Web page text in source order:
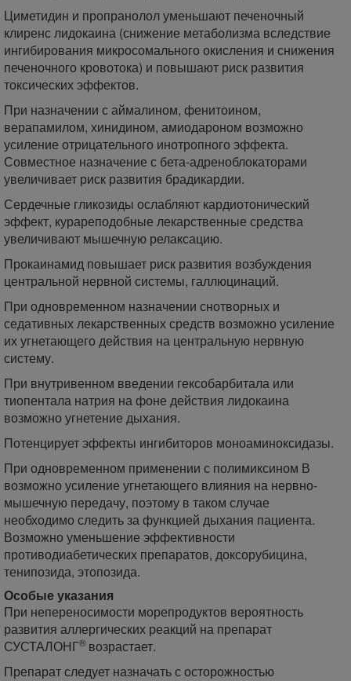
Циметидин и пропранолол уменьшают печеночный
клиренс лидокаина (снижение метаболизма вследствие
ингибирования микросомального окисления и снижения
печеночного кровотока) и повышают риск развития
токсических эффектов.
При назначении с аймалином, фенитоином,
верапамилом, хинидином, амиодароном возможно
усиление отрицательного инотропного эффекта.
Совместное назначение с бета-адреноблокаторами
увеличивает риск развития брадикардии.
Сердечные гликозиды ослабляют кардиотонический
эффект, курареподобные лекарственные средства
увеличивают мышечную релаксацию.
Прокаинамид повышает риск развития возбуждения
центральной нервной системы, галлюцинаций.
При одновременном назначении снотворных и
седативных лекарственных средств возможно усиление
их угнетающего действия на центральную нервную
систему.
При внутривенном введении гексобарбитала или
тиопентала натрия на фоне действия лидокаина
возможно угнетение дыхания.
Потенцирует эффекты ингибиторов моноаминоксидазы.
При одновременном применении с полимиксином В
возможно усиление угнетающего влияния на нервно-
мышечную передачу, поэтому в таком случае
необходимо следить за функцией дыхания пациента.
Возможно уменьшение эффективности
противодиабетических препаратов, доксорубицина,
тенипозида, этопозида.
Особые указания
При непереносимости морепродуктов вероятность
развития аллергических реакций на препарат
СУСТАЛОНГ® возрастает.
Препарат следует назначать с осторожностью